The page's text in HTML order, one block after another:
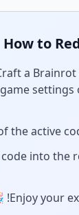
Launch
the in-
Copy one of
Paste the